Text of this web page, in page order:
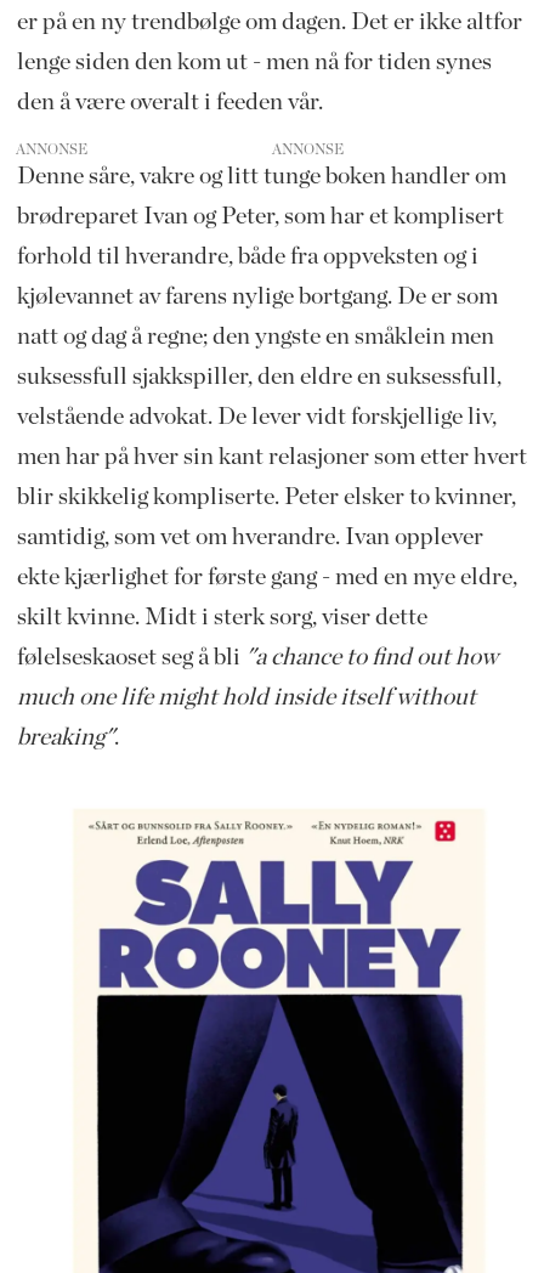
er på en ny trendbølge om dagen. Det er ikke altfor
lenge siden den kom ut - men nå for tiden synes
den å være overalt i feeden vår.
ANNONSE
Denne såre, vakre og litt tunge boken handler om
brødreparet Ivan og Peter, som har et komplisert
forhold til hverandre, både fra oppveksten og i
kjølevannet av farens nylige bortgang. De er som
natt og dag å regne; den yngste en småklein men
suksessfull sjakkspiller, den eldre en suksessfull,
velstående advokat. De lever vidt forskjellige liv,
men har på hver sin kant relasjoner som etter hvert
blir skikkelig kompliserte. Peter elsker to kvinner,
samtidig, som vet om hverandre. Ivan opplever
ekte kjærlighet for første gang - med en mye eldre,
skilt kvinne. Midt i sterk sorg, viser dette
følelseskaoset seg å bli "a chance to find out how
much one life might hold inside itself without
breaking".